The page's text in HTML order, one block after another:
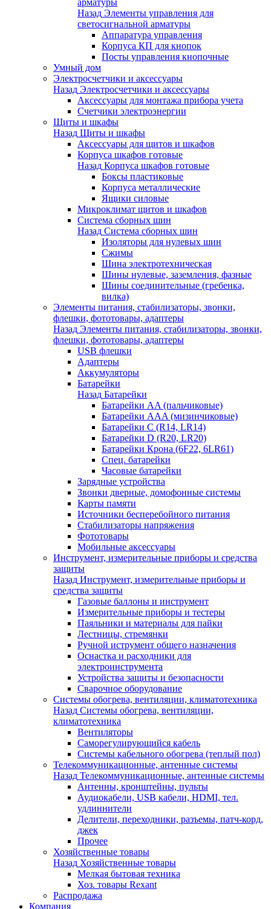
арматуры
Назад Элементы управления для
светосигнальной арматуры
Аппаратура управления
Корпуса КП для кнопок
Посты управления кнопочные
Умный дом
Электросчетчики и аксессуары
Назад Электросчетчики и аксессуары
Аксессуары для монтажа прибора учета
Счетчики электроэнергии
Щиты и шкафы
Назад Щиты и шкафы
Аксессуары для щитов и шкафов
Корпуса шкафов готовые
Назад Корпуса шкафов готовые
Боксы пластиковые
Корпуса металлические
Ящики силовые
Микроклимат щитов и шкафов
Система сборных шин
Назад Система сборных шин
Изоляторы для нулевых шин
Сжимы
Шина электротехническая
Шины нулевые, заземления, фазные
Шины соединительные (гребенка,
вилка)
Элементы питания, стабилизаторы, звонки,
флешки, фототовары, адаптеры
Назад Элементы питания, стабилизаторы, звонки,
флешки, фототовары, адаптеры
USB флешки
Адаптеры
Аккумуляторы
Батарейки
Назад Батарейки
Батарейки AA (пальчиковые)
Батарейки AAA (мизинчиковые)
Батарейки C (R14, LR14)
Батарейки D (R20, LR20)
Батарейки Крона (6F22, 6LR61)
Спец. батарейки
Часовые батарейки
Зарядные устройства
Звонки дверные, домофонные системы
Карты памяти
Источники бесперебойного питания
Стабилизаторы напряжения
Фототовары
Мобильные аксессуары
Инструмент, измерительные приборы и средства
защиты
Назад Инструмент, измерительные приборы и
средства защиты
Газовые баллоны и инструмент
Измерительные приборы и тестеры
Паяльники и материалы для пайки
Лестницы, стремянки
Ручной иструмент общего назначения
Оснастка и расходники для
электроинструмента
Устройства защиты и безопасности
Сварочное оборудование
Системы обогрева, вентиляции, климатотехника
Назад Системы обогрева, вентиляции,
климатотехника
Вентиляторы
Саморегулирующийся кабель
Системы кабельного обогрева (теплый пол)
Телекоммуникационные, антенные системы
Назад Телекоммуникационные, антенные системы
Антенны, кронштейны, пульты
Аудиокабели, USB кабели, HDMI, тел.
удлиннители
Делители, переходники, разъемы, патч-корд,
джек
Прочее
Хозяйственные товары
Назад Хозяйственные товары
Мелкая бытовая техника
Хоз. товары Rexant
Распродажа
Компания